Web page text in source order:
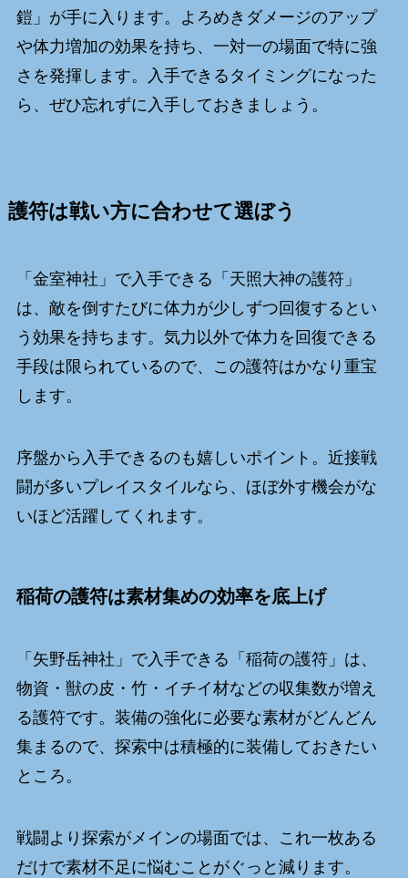
鎧」が手に入ります。よろめきダメージのアップ
や体力増加の効果を持ち、一対一の場面で特に強
さを発揮します。入手できるタイミングになった
ら、ぜひ忘れずに入手しておきましょう。
護符は戦い方に合わせて選ぼう
「金室神社」で入手できる「天照大神の護符」
は、敵を倒すたびに体力が少しずつ回復するとい
う効果を持ちます。気力以外で体力を回復できる
手段は限られているので、この護符はかなり重宝
します。
序盤から入手できるのも嬉しいポイント。近接戦
闘が多いプレイスタイルなら、ほぼ外す機会がな
いほど活躍してくれます。
稲荷の護符は素材集めの効率を底上げ
「矢野岳神社」で入手できる「稲荷の護符」は、
物資・獣の皮・竹・イチイ材などの収集数が増え
る護符です。装備の強化に必要な素材がどんどん
集まるので、探索中は積極的に装備しておきたい
ところ。
戦闘より探索がメインの場面では、これ一枚ある
だけで素材不足に悩むことがぐっと減ります。